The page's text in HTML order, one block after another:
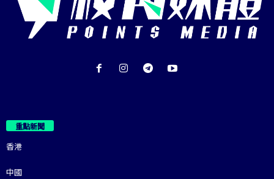
重點新聞
香港
中國